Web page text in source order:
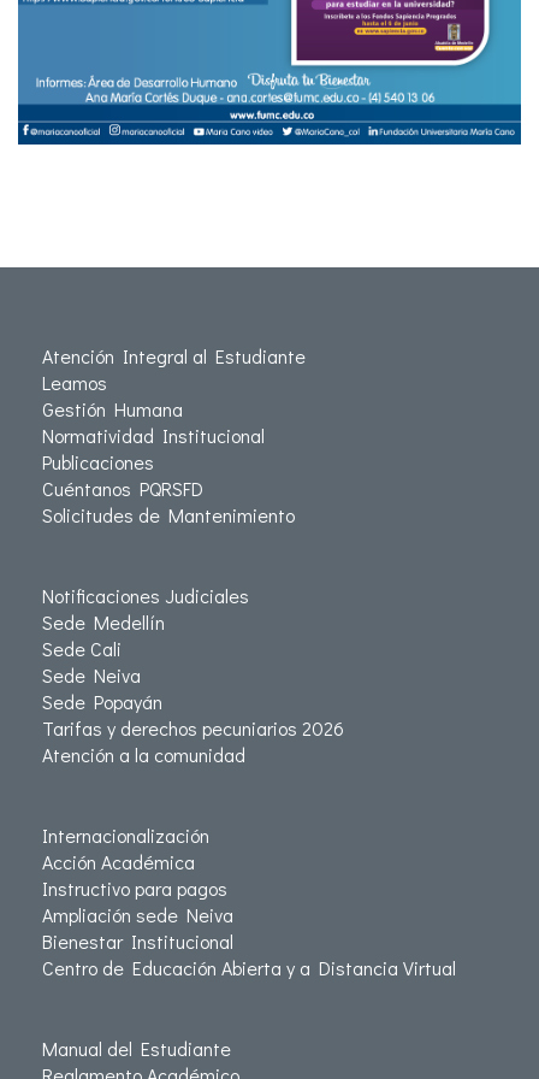
Atención Integral al Estudiante
Leamos
Gestión Humana
Normatividad Institucional
Publicaciones
Cuéntanos PQRSFD
Solicitudes de Mantenimiento
Notificaciones Judiciales
Sede Medellín
Sede Cali
Sede Neiva
Sede Popayán
Tarifas y derechos pecuniarios 2026
Atención a la comunidad
Internacionalización
Acción Académica
Instructivo para pagos
Ampliación sede Neiva
Bienestar Institucional
Centro de Educación Abierta y a Distancia Virtual
Manual del Estudiante